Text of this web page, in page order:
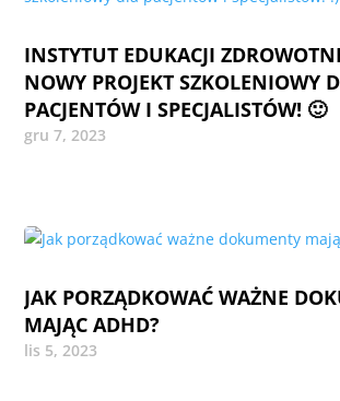
INSTYTUT EDUKACJI
NOWY PROJEKT SZKOLENIOWY
PACJENTÓW I SPECJALISTÓW! 🙂
gru 7, 2023
JAK PORZĄDKOWAĆ WAŻNE
MAJĄC ADHD?
lis 5, 2023